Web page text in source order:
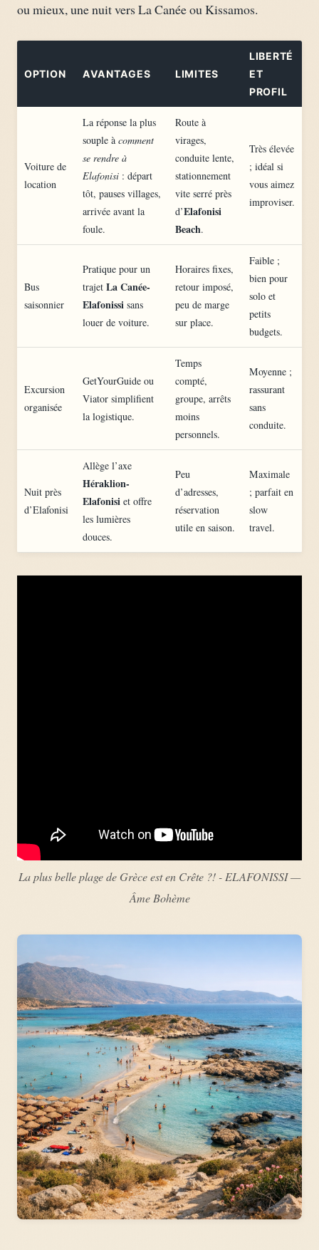
ou mieux, une nuit vers La Canée ou Kissamos.
OPTION AVANTAGES LIMITES
LIBERTÉ
ET
PROFIL
Voiture de
location
La réponse la plus
souple à comment
se rendre à
Elafonisi : départ
tôt, pauses villages,
arrivée avant la
foule.
Route à
virages,
conduite lente,
stationnement
vite serré près
d’Elafonisi
Beach.
Très élevée
; idéal si
vous aimez
improviser.
Bus
saisonnier
Pratique pour un
trajet La Canée-
Elafonissi sans
louer de voiture.
Horaires fixes,
retour imposé,
peu de marge
sur place.
Faible ;
bien pour
solo et
petits
budgets.
Excursion
organisée
GetYourGuide ou
Viator simplifient
la logistique.
Temps
compté,
groupe, arrêts
moins
personnels.
Moyenne ;
rassurant
sans
conduite.
Nuit près
d’Elafonisi
Allège l’axe
Héraklion-
Elafonisi et offre
les lumières
douces.
Peu
d’adresses,
réservation
utile en saison.
Maximale
; parfait en
slow
travel.
La plus belle plage de Grèce est en Crête ?! - ELAFONISSI —
Âme Bohème